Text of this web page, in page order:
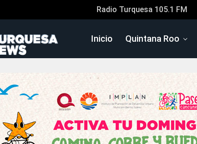
Radio Turquesa 105.1 FM
Inicio Quintana Roo